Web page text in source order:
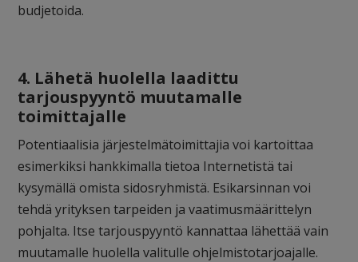
budjetoida.
4. Lähetä huolella laadittu
tarjouspyyntö muutamalle
toimittajalle
Potentiaalisia järjestelmätoimittajia voi kartoittaa
esimerkiksi hankkimalla tietoa Internetistä tai
kysymällä omista sidosryhmistä. Esikarsinnan voi
tehdä yrityksen tarpeiden ja vaatimusmäärittelyn
pohjalta. Itse tarjouspyyntö kannattaa lähettää vain
muutamalle huolella valitulle ohjelmistotarjoajalle.